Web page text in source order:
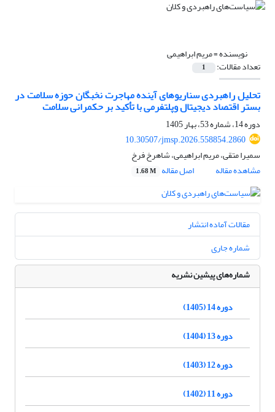
نویسنده =مریم ابراهیمی
تعداد مقالات: 1
تحلیل راهبردی سناریوهای آینده مهاجرت نخبگان حوزه سلامت در
بستر اقتصاد دیجیتال وپلتفرمی با تأکید بر حکمرانی سلامت
دوره 14، شماره 53، بهار 1405
10.30507/jmsp.2026.558854.2860
سمیرا متقی، مریم ابراهیمی، شاهرخ فرخ
مشاهده مقاله
اصل مقاله 1.68 M
مقالات آماده انتشار
شماره جاری
شماره‌های پیشین نشریه
دوره 14 (1405)
دوره 13 (1404)
دوره 12 (1403)
دوره 11 (1402)